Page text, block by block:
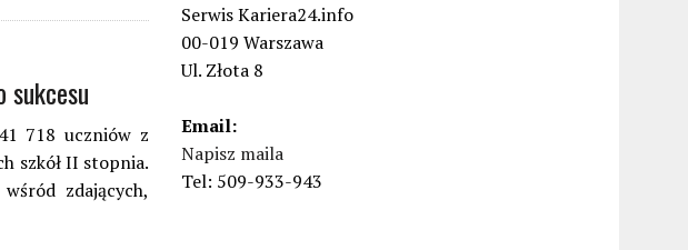
sukcesu
718 uczniów z
szkół II stopnia.
zdających,
Serwis Kariera24.info
00-019 Warszawa
Ul. Złota 8
Email:
Napisz maila
Tel: 509-933-943